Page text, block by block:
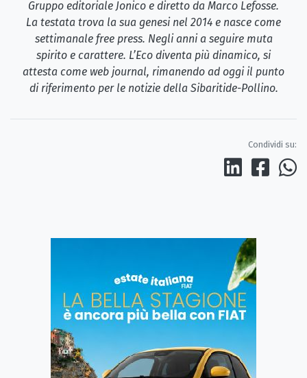
Gruppo editoriale Jonico e diretto da Marco Lefosse.
La testata trova la sua genesi nel 2014 e nasce come
settimanale free press. Negli anni a seguire muta
spirito e carattere. L’Eco diventa più dinamico, si
attesta come web journal, rimanendo ad oggi il punto
di riferimento per le notizie della Sibaritide-Pollino.
Condividi su: